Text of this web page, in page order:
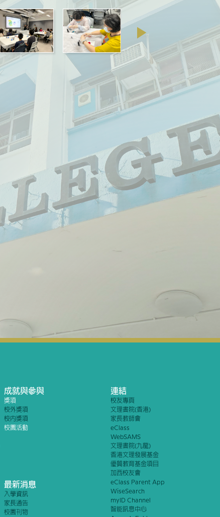
成就與參與
獎項
校外獎項
校內獎項
校園活動
連結
校友專頁
文理書院(香港)
家長教師會
eClass
WebSAMS
文理書院(九龍)
香港文理發展基金
優質教育基金項目
加西校友會
eClass Parent App
WiseSearch
myID Channel
智能訊息中心
最新消息
入學資訊
家長通告
校園刊物